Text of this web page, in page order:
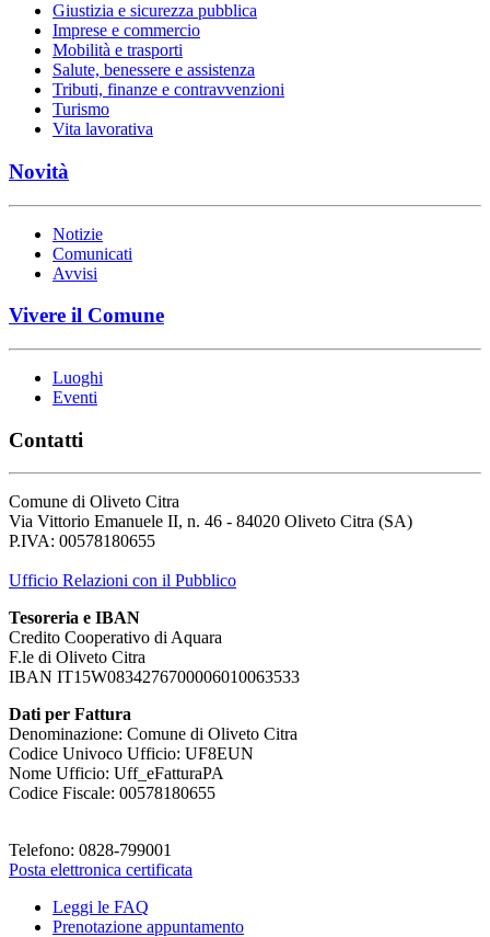
Giustizia e sicurezza pubblica
Imprese e commercio
Mobilità e trasporti
Salute, benessere e assistenza
Tributi, finanze e contravvenzioni
Turismo
Vita lavorativa
Novità
Notizie
Comunicati
Avvisi
Vivere il Comune
Luoghi
Eventi
Contatti
Comune di Oliveto Citra
Via Vittorio Emanuele II, n. 46 - 84020 Oliveto Citra (SA)
P.IVA: 00578180655
Ufficio Relazioni con il Pubblico
Tesoreria e IBAN
Credito Cooperativo di Aquara
F.le di Oliveto Citra
IBAN IT15W0834276700006010063533
Dati per Fattura
Denominazione: Comune di Oliveto Citra
Codice Univoco Ufficio: UF8EUN
Nome Ufficio: Uff_eFatturaPA
Codice Fiscale: 00578180655
Telefono: 0828-799001
Posta elettronica certificata
Leggi le FAQ
Prenotazione appuntamento